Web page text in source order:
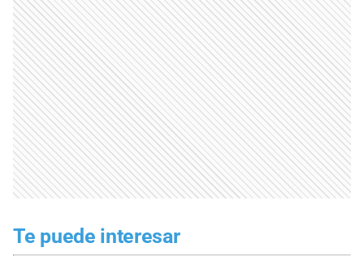
Te puede interesar